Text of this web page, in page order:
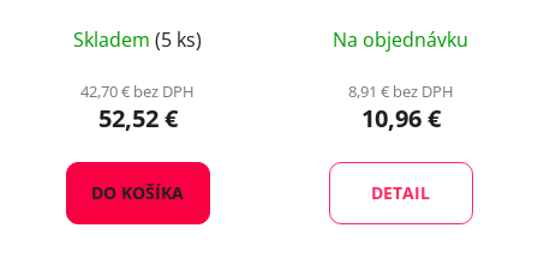
Skladem (5 ks)
42,70 € bez DPH
52,52 €
DO KOŠÍKA
Na objednávku
8,91 € bez DPH
10,96 €
DETAIL